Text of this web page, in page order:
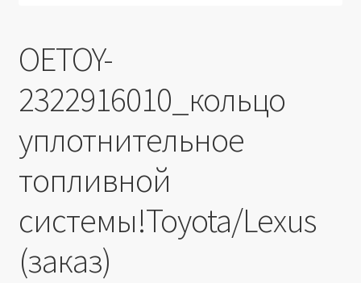
OETOY-
2322916010_кольцо
уплотнительное
топливной
системы!Toyota/Lexus
(заказ)